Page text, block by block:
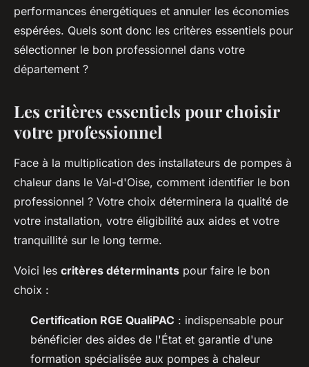
Soan•17 janvier 2026•7 min de lecture
performances énergétiques et annuler les économies
espérées. Quels sont donc les critères essentiels pour
sélectionner le bon professionnel dans votre
département ?
Les critères essentiels pour choisir
votre professionnel
Face à la multiplication des installateurs de pompes à
chaleur dans le Val-d'Oise, comment identifier le bon
professionnel ? Votre choix déterminera la qualité de
votre installation, votre éligibilité aux aides et votre
tranquillité sur le long terme.
Voici les critères déterminants pour faire le bon
choix :
Certification RGE QualiPAC : indispensable pour
bénéficier des aides de l'État et garantie d'une
formation spécialisée aux pompes à chaleur